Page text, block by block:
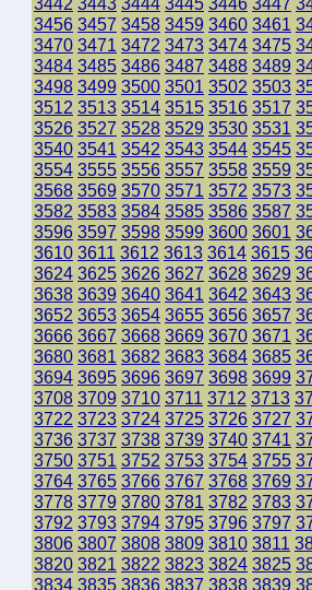
3456 3457 3458 3459 3460 3461
3470 3471 3472 3473 3474 3475
3484 3485 3486 3487 3488 3489
3498 3499 3500 3501 3502 3503
3512 3513 3514 3515 3516 3517
3526 3527 3528 3529 3530 3531
3540 3541 3542 3543 3544 3545
3554 3555 3556 3557 3558 3559
3568 3569 3570 3571 3572 3573
3582 3583 3584 3585 3586 3587
3596 3597 3598 3599 3600 3601
3610 3611 3612 3613 3614 3615
3624 3625 3626 3627 3628 3629
3638 3639 3640 3641 3642 3643
3652 3653 3654 3655 3656 3657
3666 3667 3668 3669 3670 3671
3680 3681 3682 3683 3684 3685
3694 3695 3696 3697 3698 3699
3708 3709 3710 3711 3712 3713
3722 3723 3724 3725 3726 3727
3736 3737 3738 3739 3740 3741
3750 3751 3752 3753 3754 3755
3764 3765 3766 3767 3768 3769
3778 3779 3780 3781 3782 3783
3792 3793 3794 3795 3796 3797
3806 3807 3808 3809 3810 3811
3820 3821 3822 3823 3824 3825
3834 3835 3836 3837 3838 3839